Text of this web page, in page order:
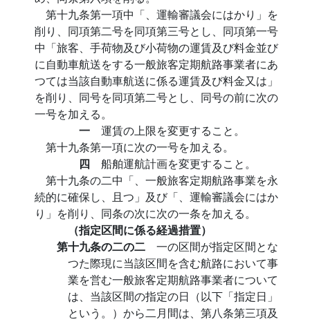
第十九条第一項中「、運輸審議会にはかり」を
削り、同項第二号を同項第三号とし、同項第一号
中「旅客、手荷物及び小荷物の運賃及び料金並び
に自動車航送をする一般旅客定期航路事業者にあ
つては当該自動車航送に係る運賃及び料金又は」
を削り、同号を同項第二号とし、同号の前に次の
一号を加える。
一 運賃の上限を変更すること。
第十九条第一項に次の一号を加える。
四 船舶運航計画を変更すること。
第十九条の二中「、一般旅客定期航路事業を永
続的に確保し、且つ」及び「、運輸審議会にはか
り」を削り、同条の次に次の一条を加える。
（指定区間に係る経過措置）
第十九条の二の二 一の区間が指定区間とな
つた際現に当該区間を含む航路において事
業を営む一般旅客定期航路事業者について
は、当該区間の指定の日（以下「指定日」
という。）から二月間は、第八条第三項及